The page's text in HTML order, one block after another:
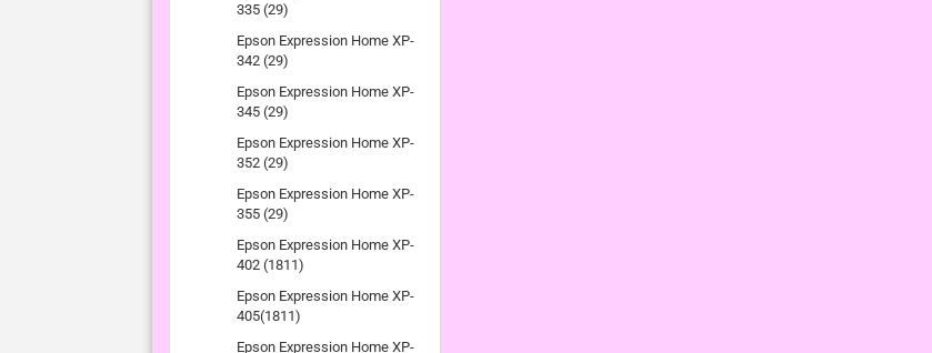
335 (29)
Epson Expression Home XP-
342 (29)
Epson Expression Home XP-
345 (29)
Epson Expression Home XP-
352 (29)
Epson Expression Home XP-
355 (29)
Epson Expression Home XP-
402 (1811)
Epson Expression Home XP-
405(1811)
Epson Expression Home XP-